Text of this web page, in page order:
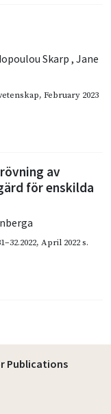
Skarp, Jane
, February 2023
av
för enskilda
, April 2022s.
Publications